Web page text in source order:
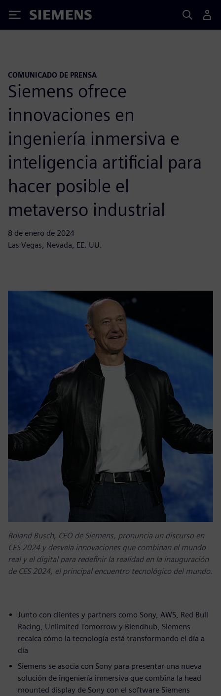
Siemens
COMUNICADO DE PRENSA
Siemens ofrece
innovaciones en
ingeniería inmersiva e
inteligencia artificial para
hacer posible el
metaverso industrial
8 de enero de 2024
Las Vegas, Nevada, EE. UU.
Roland Busch, CEO de Siemens, pronuncia un discurso en
CES 2024 y desvela innovaciones que combinan el mundo
real y el digital para redefinir la realidad en la inauguración
de CES 2024, el principal encuentro tecnológico del mundo.
Junto con clientes y partners como Sony, AWS, Red Bull
Racing, Unlimited Tomorrow y Blendhub, Siemens
recalca cómo la tecnología está transformando el día a
día
Siemens se asocia con Sony para presentar una nueva
solución de ingeniería inmersiva que combina la head
mounted display de Sony con el software Siemens